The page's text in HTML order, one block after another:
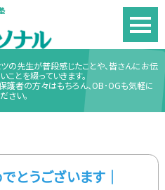
の先生が普段感じたことや、皆さんにお伝
ことを綴っていきます。
護者の方々はもちろん、OB･OGも気軽に
さい。
とうございます｜